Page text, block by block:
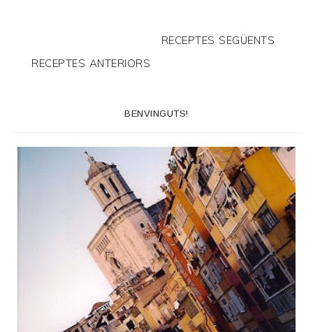
RECEPTES SEGÜENTS
RECEPTES ANTERIORS
BENVINGUTS!